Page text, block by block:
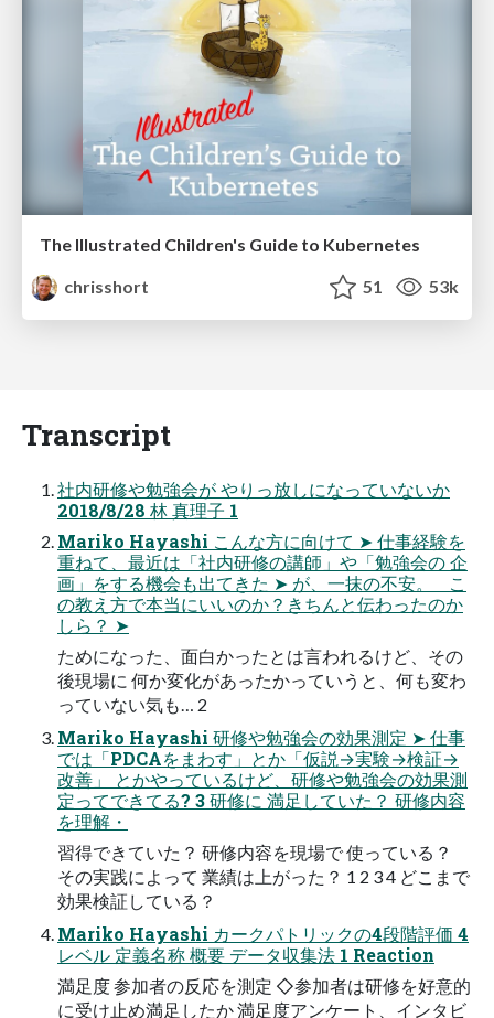
The Illustrated Children's Guide to Kubernetes
chrisshort
51 53k
Transcript
社内研修や勉強会が やりっ放しになっていないか
2018/8/28 林 真理⼦ 1
Mariko Hayashi こんな⽅に向けて ➤ 仕事経験を
重ねて、最近は「社内研修の講師」や「勉強会の 企
画」をする機会も出てきた ➤ が、⼀抹の不安。 こ
の教え⽅で本当にいいのか？きちんと伝わったのか
しら？ ➤
ためになった、⾯⽩かったとは⾔われるけど、その
後現場に 何か変化があったかっていうと、何も変わ
っていない気も… 2
Mariko Hayashi 研修や勉強会の効果測定 ➤ 仕事
では「PDCAをまわす」とか「仮説→実験→検証→
改善」 とかやっているけど、研修や勉強会の効果測
定ってできてる? 3 研修に 満⾜していた？ 研修内容
を理解・
習得できていた？ 研修内容を現場で 使っている？
その実践によって 業績は上がった？ 1 2 3 4 どこまで
効果検証している？
Mariko Hayashi カークパトリックの4段階評価 4
レベル 定義名称 概要 データ収集法 1 Reaction
満⾜度 参加者の反応を測定 ◇参加者は研修を好意的
に受け⽌め満⾜したか 満⾜度アンケート、インタビ